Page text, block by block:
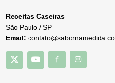
Receitas Caseiras
São Paulo / SP
Email: